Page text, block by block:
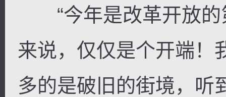
“今年是改革开放的
来说，仅仅是个开端！
多的是破旧的街境，听